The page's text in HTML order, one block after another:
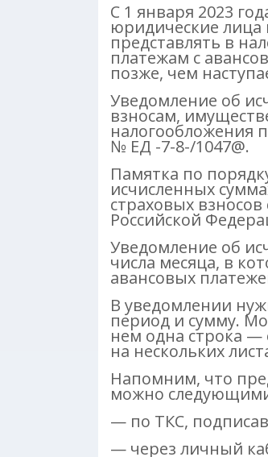
С 1 января 2023
юридические
представлять в
платежам с
позже, чем
Уведомление об
взносам,
налогообложения
№ ЕД -7-8-/1047@.
Памятка по
исчисленных
страховых
Российской
Уведомление об
числа месяца, в
авансовых
В уведомлении
период и сумму.
нем одна строка —
на нескольких
Напомним, что
можно
— по ТКС,
— через личный